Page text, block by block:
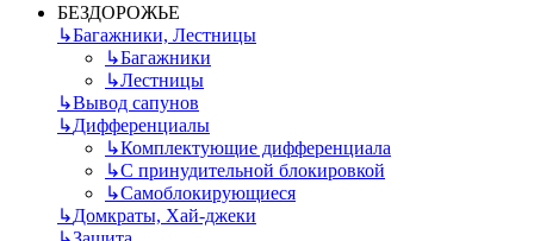
БЕЗДОРОЖЬЕ
↳Багажники, Лестницы
↳Багажники
↳Лестницы
↳Вывод сапунов
↳Дифференциалы
↳Комплектующие дифференциала
↳С принудительной блокировкой
↳Самоблокирующиеся
↳Домкраты, Хай-джеки